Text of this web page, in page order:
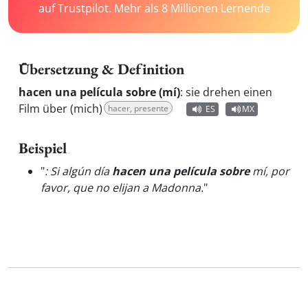
auf Trustpilot. Mehr als 8 Millionen Lernende
Übersetzung & Definition
hacen una película sobre (mí): sie drehen einen
Film über (mich) hacer, presente ES MX
Beispiel
": Si algún díahacen una película sobremí, por
favor, que no elijan a Madonna."